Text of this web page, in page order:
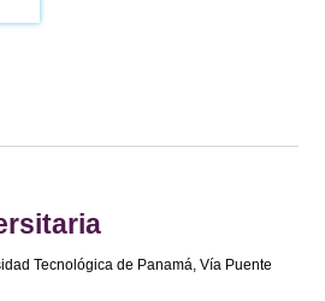
Tecnológica de Panamá, Vía Puente